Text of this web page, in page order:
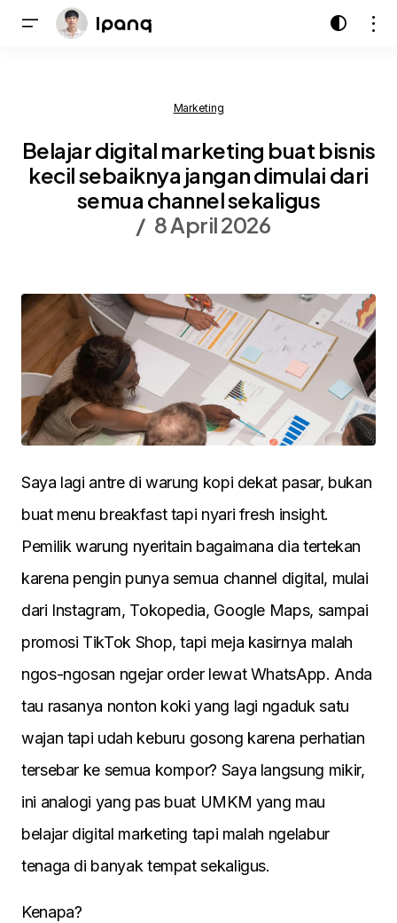
Marketing
Belajar digital marketing buat bisnis
kecil sebaiknya jangan dimulai dari
semua channel sekaligus
8 April 2026
Saya lagi antre di warung kopi dekat pasar, bukan
buat menu breakfast tapi nyari fresh insight.
Pemilik warung nyeritain bagaimana dia tertekan
karena pengin punya semua channel digital, mulai
dari Instagram, Tokopedia, Google Maps, sampai
promosi TikTok Shop, tapi meja kasirnya malah
ngos-ngosan ngejar order lewat WhatsApp. Anda
tau rasanya nonton koki yang lagi ngaduk satu
wajan tapi udah keburu gosong karena perhatian
tersebar ke semua kompor? Saya langsung mikir,
ini analogi yang pas buat UMKM yang mau
belajar digital marketing tapi malah ngelabur
tenaga di banyak tempat sekaligus.
Kenapa?